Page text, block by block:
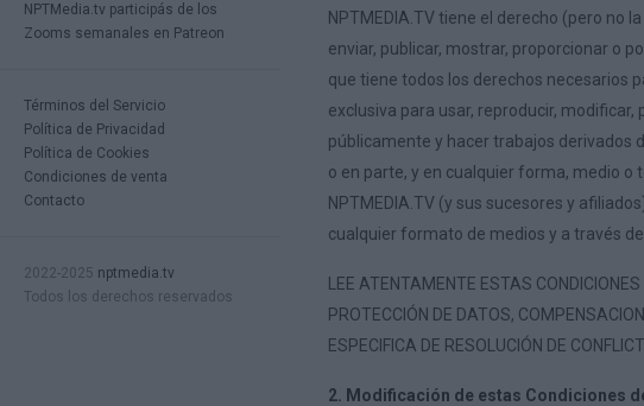
NPTMedia.tv participás de los
Zooms semanales en Patreon
Términos del Servicio
Política de Privacidad
Política de Cookies
Condiciones de venta
Contacto
2022-2025 nptmedia.tv
Todos los derechos reservados
NPTMEDIA.TV tiene el derecho (pero no
enviar, publicar, mostrar, proporcionar o
que tiene todos los derechos necesarios
exclusiva para usar, reproducir,
públicamente y hacer trabajos derivados
o en parte, y en cualquier forma, medio o
NPTMEDIA.TV (y sus sucesores y
cualquier formato de medios y a través
LEE ATENTAMENTE ESTAS
PROTECCIÓN DE DATOS,
ESPECIFICA DE RESOLUCIÓN DE
2. Modificación de estas Condiciones